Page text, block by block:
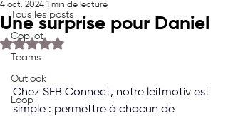
Tous les posts
Copilot
Teams
Outlook
Loop
Une surprise pour Daniel
4 oct. 2024 1 min de lecture
Noté NaN étoiles sur 5.
Chez SEB Connect, notre leitmotiv est
simple : permettre à chacun de